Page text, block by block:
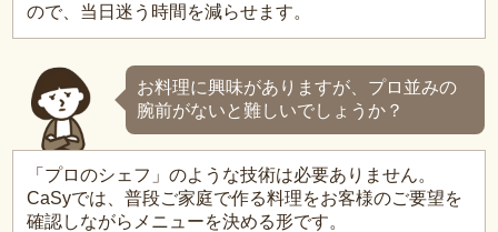
ので、当日迷う時間を減らせます。
お料理に興味がありますが、プロ並みの
腕前がないと難しいでしょうか？
「プロのシェフ」のような技術は必要ありません。
CaSyでは、普段ご家庭で作る料理をお客様のご要望を
確認しながらメニューを決める形です。